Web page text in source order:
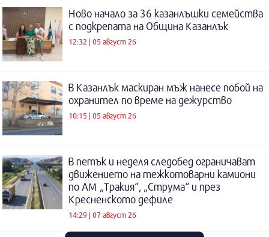
Ново начало за 36 казанлъшки семейства
с подкрепата на Община Казанлък
12:32 | 05 август 26
В Казанлък маскиран мъж нанесе побой на
охранител по време на дежурство
10:15 | 05 август 26
В петък и неделя следобед ограничават
движението на тежкотоварни камиони
по АМ „Тракия“, „Струма“ и през
Кресненското дефиле
14:29 | 07 август 26